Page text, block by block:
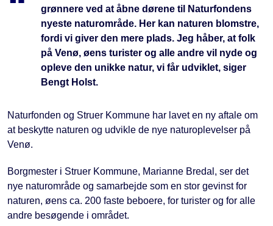
grønnere ved at åbne dørene til Naturfondens
nyeste naturområde. Her kan naturen blomstre,
fordi vi giver den mere plads. Jeg håber, at folk
på Venø, øens turister og alle andre vil nyde og
opleve den unikke natur, vi får udviklet, siger
Bengt Holst.
Naturfonden og Struer Kommune har lavet en ny aftale om
at beskytte naturen og udvikle de nye naturoplevelser på
Venø.
Borgmester i Struer Kommune, Marianne Bredal, ser det
nye naturområde og samarbejde som en stor gevinst for
naturen, øens ca. 200 faste beboere, for turister og for alle
andre besøgende i området.